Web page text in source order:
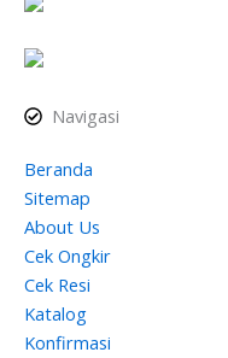
Navigasi
Beranda
Sitemap
About Us
Cek Ongkir
Cek Resi
Katalog
Konfirmasi